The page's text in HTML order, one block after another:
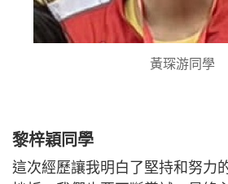
黃琛游同學
黎梓穎同學
這次經歷讓我明白了堅持和努力